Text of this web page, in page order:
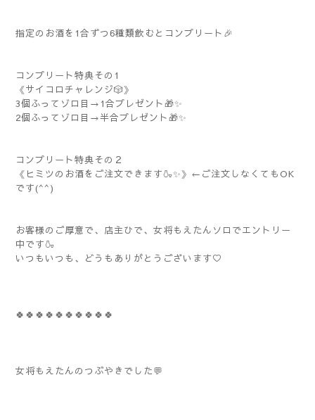
指定のお酒を1合ずつ6種類飲むとコンプリート🎉
コンプリート特典その1
《サイコロチャレンジ🎲》
3個ふってゾロ目→1合プレゼント🎁✨
2個ふってゾロ目→半合プレゼント🎁✨
コンプリート特典その２
《ヒミツのお酒をご注文できます🍶✨》←ご注文しなくてもOK
です(^^)
お客様のご厚意で、店主ひで、女将もえたんソロでエントリー
中です🍶
いつもいつも、どうもありがとうございます♡
🍀🍀🍀🍀🍀🍀🍀🍀🍀🍀
女将もえたんのつぶやきでした💬